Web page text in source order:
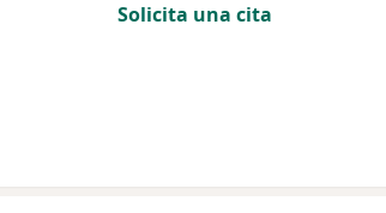
Solicita una cita